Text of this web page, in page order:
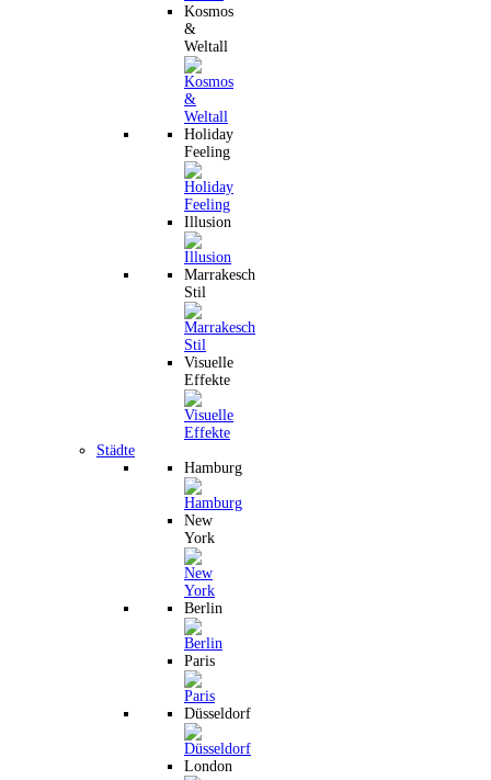
Kosmos
&
Weltall
Holiday
Feeling
Illusion
Marrakesch
Stil
Visuelle
Effekte
Städte
Hamburg
New
York
Berlin
Paris
Düsseldorf
London